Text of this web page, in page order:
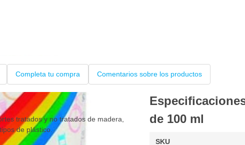
Completa tu compra Comentarios sobre los productos
tratados y no tratados de madera,
de plástico.
de 100 ml
SKU